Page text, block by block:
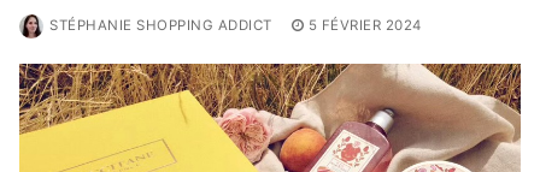
STÉPHANIE SHOPPING ADDICT 5 FÉVRIER 2024